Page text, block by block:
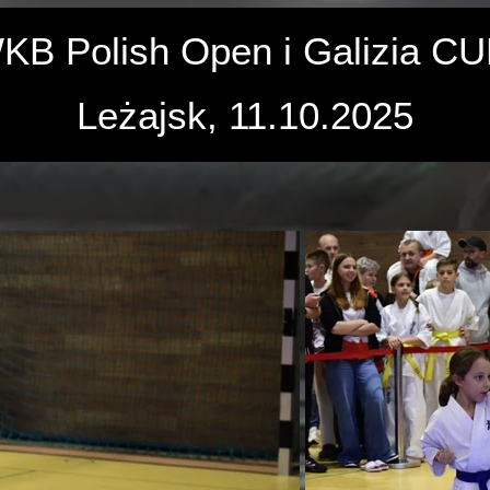
Polish Open i Galizia
Leżajsk, 11.10.2025